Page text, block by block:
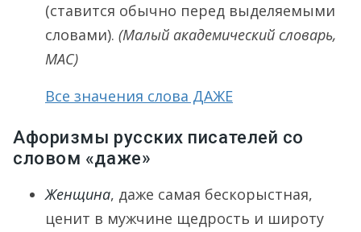
(ставится обычно перед выделяемыми
словами). (Малый академический словарь,
МАС)
Все значения слова ДАЖЕ
Афоризмы русских писателей со
словом «даже»
Женщина, даже самая бескорыстная,
ценит в мужчине щедрость и широту